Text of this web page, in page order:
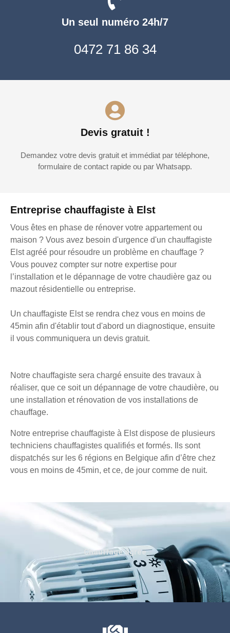
Entreprise chauffagiste à Elst
Vous êtes en phase de rénover votre appartement ou
maison ? Vous avez besoin d'urgence d'un chauffagiste
Elst agréé pour résoudre un problème en chauffage ?
Vous pouvez compter sur notre expertise pour
l’installation et le dépannage de votre chaudière gaz ou
mazout résidentielle ou entreprise.
Un chauffagiste Elst se rendra chez vous en moins de
45min afin d'établir tout d'abord un diagnostique, ensuite
il vous communiquera un devis gratuit.
Notre chauffagiste sera chargé ensuite des travaux à
réaliser, que ce soit un dépannage de votre chaudière, ou
une installation et rénovation de vos installations de
chauffage.
Notre entreprise chauffagiste à Elst dispose de plusieurs
techniciens chauffagistes qualifiés et formés. Ils sont
dispatchés sur les 6 régions en Belgique afin d’être chez
vous en moins de 45min, et ce, de jour comme de nuit.
Un seul numéro 24h/7
0472 71 86 34
Devis gratuit !
Demandez votre devis gratuit et immédiat par téléphone,
formulaire de contact rapide ou par Whatsapp.
Chauffage agréé